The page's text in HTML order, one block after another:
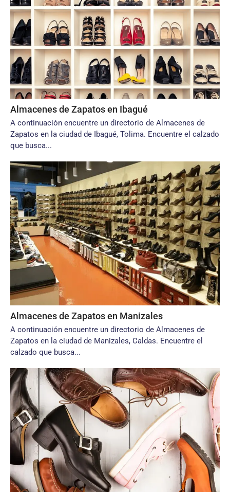
Almacenes de Zapatos en Ibagué
A continuación encuentre un directorio de Almacenes de
Zapatos en la ciudad de Ibagué, Tolima. Encuentre el calzado
que busca...
Almacenes de Zapatos en Manizales
A continuación encuentre un directorio de Almacenes de
Zapatos en la ciudad de Manizales, Caldas. Encuentre el
calzado que busca...